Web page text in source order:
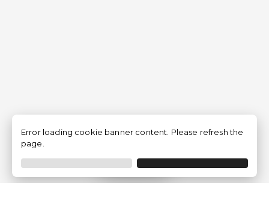
Filtrer
Error loading cookie banner content. Please refresh the
page.